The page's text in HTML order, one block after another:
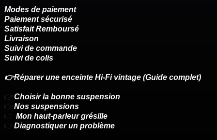
Modes de paiement
Paiement sécurisé
Satisfait Remboursé
Livraison
Suivi de commande
Suivi de colis
👉Réparer une enceinte Hi-Fi vintage (Guide complet)
👉 Choisir la bonne suspension
👉 Nos suspensions
👉 Mon haut-parleur grésille
👉 Diagnostiquer un problème